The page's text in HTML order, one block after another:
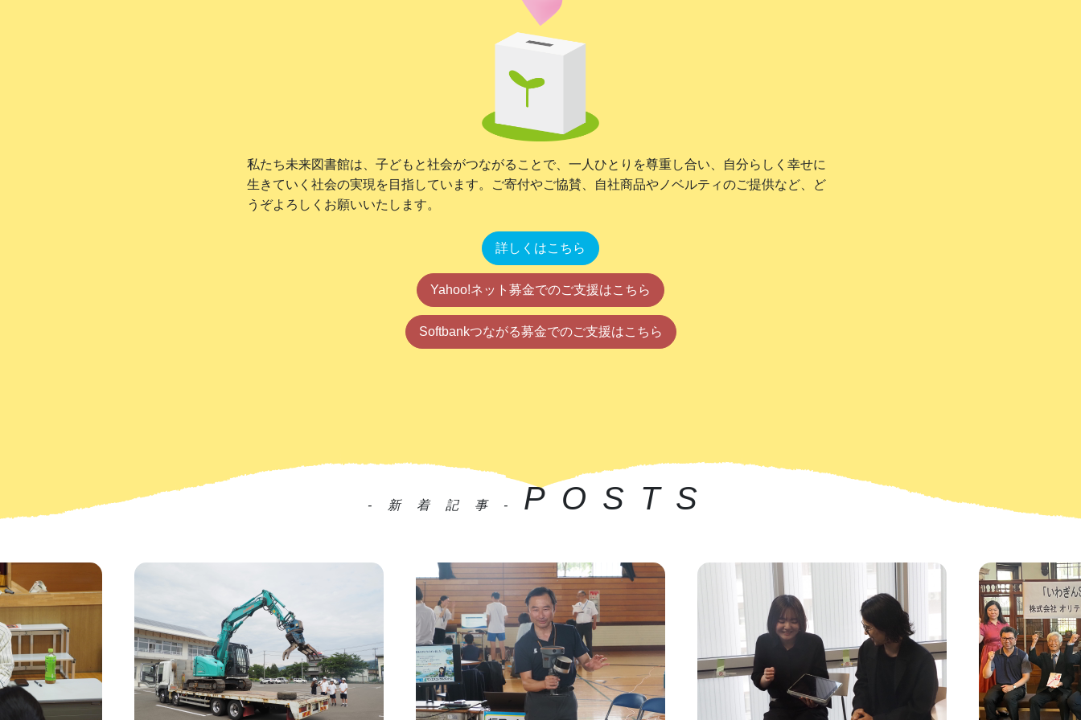
私たち未来図書館は、子どもと社会がつながることで、一人ひとりを尊重し合い、自分らしく幸せに
生きていく社会の実現を目指しています。ご寄付やご協賛、自社商品やノベルティのご提供など、ど
うぞよろしくお願いいたします。
詳しくはこちら
Yahoo!ネット募金でのご支援はこちら
Softbankつながる募金でのご支援はこちら
-新着記事- POSTS